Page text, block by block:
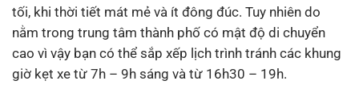
tối, khi thời tiết mát mẻ và ít đông đúc. Tuy nhiên do
nằm trong trung tâm thành phố có mật độ di chuyển
cao vì vậy bạn có thể sắp xếp lịch trình tránh các khung
giờ kẹt xe từ 7h – 9h sáng và từ 16h30 – 19h.